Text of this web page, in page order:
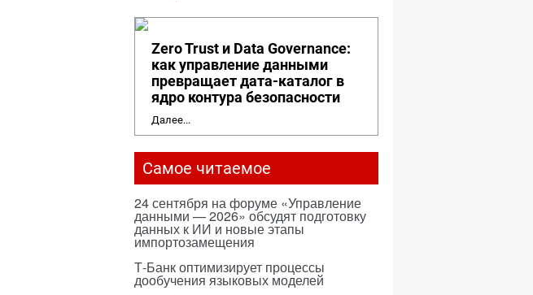
Zero Trust и Data Governance:
как управление данными
превращает дата-каталог в
ядро контура безопасности
Далее...
Самое читаемое
24 сентября на форуме «Управление
данными — 2026» обсудят подготовку
данных к ИИ и новые этапы
импортозамещения
Т-Банк оптимизирует процессы
дообучения языковых моделей